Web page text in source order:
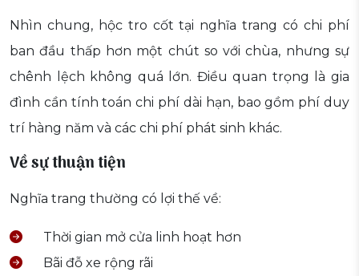
Nhìn chung, hộc tro cốt tại nghĩa trang có chi phí
ban đầu thấp hơn một chút so với chùa, nhưng sự
chênh lệch không quá lớn. Điều quan trọng là gia
đình cần tính toán chi phí dài hạn, bao gồm phí duy
trí hàng năm và các chi phí phát sinh khác.
Về sự thuận tiện
Nghĩa trang thường có lợi thế về:
Thời gian mở cửa linh hoạt hơn
Bãi đỗ xe rộng rãi